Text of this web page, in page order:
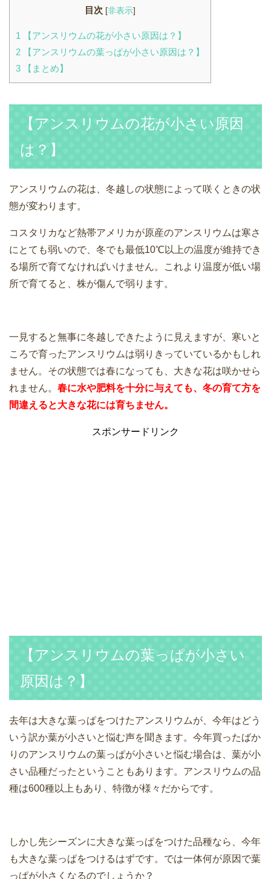
目次 [非表示]
1
【アンスリウムの花が小さい原因は？】
2 【アンスリウムの葉っぱが小さい原因は？】
3 【まとめ】
【アンスリウムの花が小さい原因
は？】
アンスリウムの花は、冬越しの状態によって咲くときの状
態が変わります。
コスタリカなど熱帯アメリカが原産のアンスリウムは寒さ
にとても弱いので、冬でも最低10℃以上の温度が維持でき
る場所で育てなければいけません。これより温度が低い場
所で育てると、株が傷んで弱ります。
一見すると無事に冬越しできたように見えますが、寒いと
ころで育ったアンスリウムは弱りきっていているかもしれ
ません。その状態では春になっても、大きな花は咲かせら
れません。 春に水や肥料を十分に与えても、冬の育て方を
間違えると大きな花には育ちません。
スポンサードリンク
【アンスリウムの葉っぱが小さい
原因は？】
去年は大きな葉っぱをつけたアンスリウムが、今年はどう
いう訳か葉が小さいと悩む声を聞きます。今年買ったばか
りのアンスリウムの葉っぱが小さいと悩む場合は、葉が小
さい品種だったということもあります。アンスリウムの品
種は600種以上もあり、特徴が様々だからです。
しかし先シーズンに大きな葉っぱをつけた品種なら、今年
も大きな葉っぱをつけるはずです。では一体何が原因で葉
っぱが小さくなるのでしょうか？